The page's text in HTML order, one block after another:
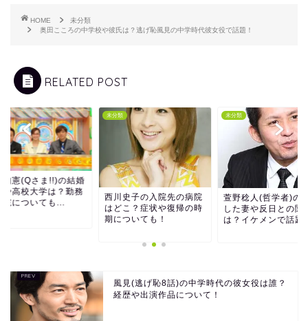
HOME
未分類
奥田こころの中学校や彼氏は？逃げ恥風見の中学時代彼女役で話題！
RELATED POST
知憲(Qさま!!)の結婚
や高校大学は？勤務
院についても...
未分類
西川史子の入院先の病院
はどこ？症状や復帰の時
期についても！
未分類
萱野稔人(哲学者)の
した妻や反日との関
は？イケメンで話題
風見(逃げ恥8話)の中学時代の彼女役は誰？
経歴や出演作品について！